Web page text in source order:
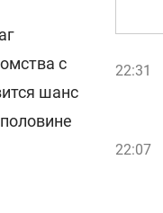
с
шанс
22:31
22:07